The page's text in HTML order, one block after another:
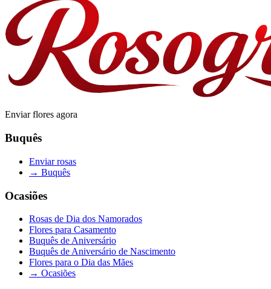
Enviar flores agora
Buquês
Enviar rosas
→ Buquês
Ocasiões
Rosas de Dia dos Namorados
Flores para Casamento
Buquês de Aniversário
Buquês de Aniversário de Nascimento
Flores para o Dia das Mães
→ Ocasiões